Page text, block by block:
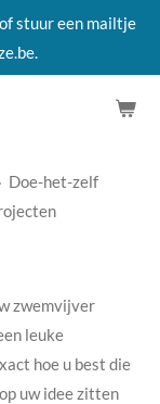
stuur een mailtje
Doe-het-zelf
zwemvijver
leuke
hoe u best die
uw idee zitten